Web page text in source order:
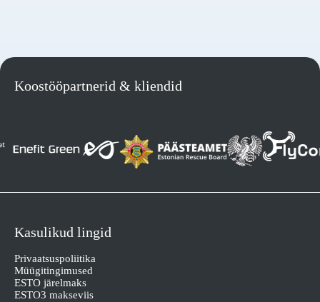
Koostööpartnerid & kliendid
Kasulikud lingid
Privaatsuspoliitika
Müügitingimused
ESTO järelmaks
ESTO3 makseviis